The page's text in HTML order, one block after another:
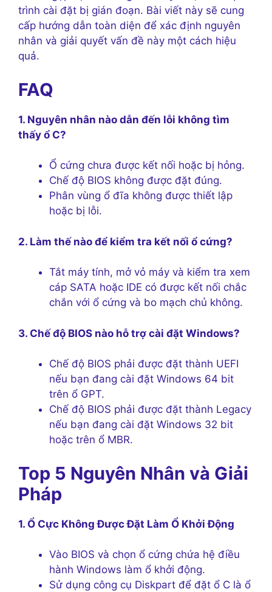
trình cài đặt bị gián đoạn. Bài viết này sẽ cung
cấp hướng dẫn toàn diện để xác định nguyên
nhân và giải quyết vấn đề này một cách hiệu
quả.
FAQ
1. Nguyên nhân nào dẫn đến lỗi không tìm
thấy ổ C?
Ổ cứng chưa được kết nối hoặc bị hỏng.
Chế độ BIOS không được đặt đúng.
Phân vùng ổ đĩa không được thiết lập
hoặc bị lỗi.
2. Làm thế nào để kiểm tra kết nối ổ cứng?
Tắt máy tính, mở vỏ máy và kiểm tra xem
cáp SATA hoặc IDE có được kết nối chắc
chắn với ổ cứng và bo mạch chủ không.
3. Chế độ BIOS nào hỗ trợ cài đặt Windows?
Chế độ BIOS phải được đặt thành UEFI
nếu bạn đang cài đặt Windows 64 bit
trên ổ GPT.
Chế độ BIOS phải được đặt thành Legacy
nếu bạn đang cài đặt Windows 32 bit
hoặc trên ổ MBR.
Top 5 Nguyên Nhân và Giải
Pháp
1. Ổ Cực Không Được Đặt Làm Ổ Khởi Động
Vào BIOS và chọn ổ cứng chứa hệ điều
hành Windows làm ổ khởi động.
Sử dụng công cụ Diskpart để đặt ổ C là ổ